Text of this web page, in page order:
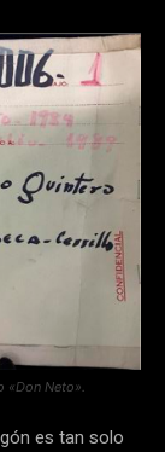
«Don Neto».
es tan solo